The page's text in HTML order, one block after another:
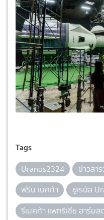
Tags
Uranus2324 ข่าวสา
ฟรีน เบคก้า
ยูเรนัส
รีเบคก้า แพทรีเชีย อาร์มส